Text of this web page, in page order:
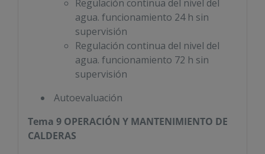
Regulación continua del nivel del
agua. funcionamiento 24 h sin
supervisión
Regulación continua del nivel del
agua. funcionamiento 72 h sin
supervisión
Autoevaluación
Tema 9 OPERACIÓN Y MANTENIMIENTO DE
CALDERAS